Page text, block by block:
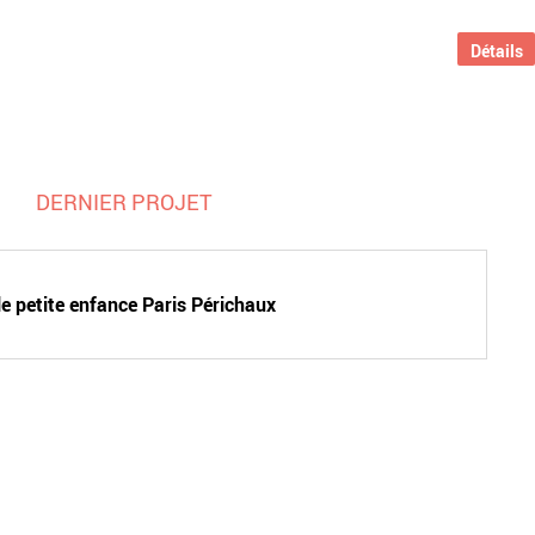
DERNIER PROJET
petite enfance Paris Périchaux
Détails